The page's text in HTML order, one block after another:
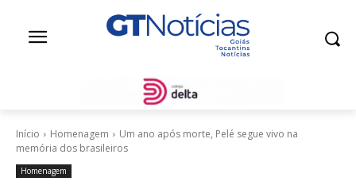
Início Homenagem
Um ano após morte, Pelé segue vivo na
memória dos brasileiros
Homenagem